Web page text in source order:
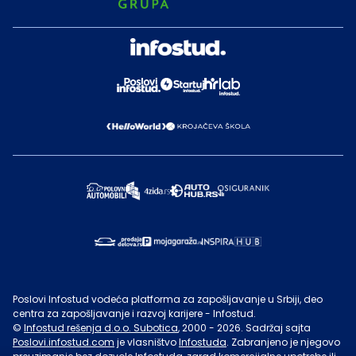
Poslovi Infostud vodeća platforma za zapošljavanje u Srbiji, deo
centra za zapošljavanje i razvoj karijere - Infostud.
© Infostud rešenja d.o.o. Subotica, 2000 - 2026. Sadržaj sajta
Poslovi.infostud.com je vlasništvoInfostuda. Zabranjeno je njegovo